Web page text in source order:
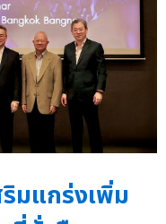
มแกร่งเพิ่ม